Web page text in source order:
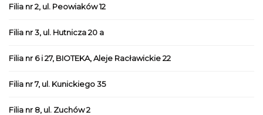
Filia nr 2, ul. Peowiaków 12
Filia nr 3, ul. Hutnicza 20 a
Filia nr 6 i 27, BIOTEKA, Aleje Racławickie 22
Filia nr 7, ul. Kunickiego 35
Filia nr 8, ul. Zuchów 2